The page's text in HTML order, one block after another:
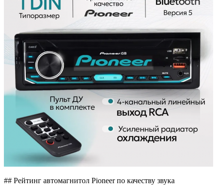
## Рейтинг автомагнитол Pioneer по качеству звука